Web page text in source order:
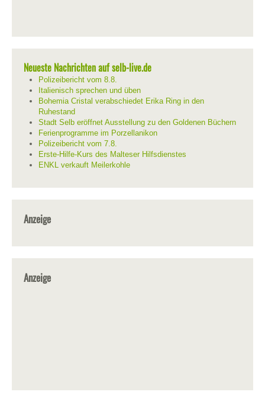
Neueste Nachrichten auf selb-live.de
Polizeibericht vom 8.8.
Italienisch sprechen und üben
Bohemia Cristal verabschiedet Erika Ring in den
Ruhestand
Stadt Selb eröffnet Ausstellung zu den Goldenen Büchern
Ferienprogramme im Porzellanikon
Polizeibericht vom 7.8.
Erste-Hilfe-Kurs des Malteser Hilfsdienstes
ENKL verkauft Meilerkohle
Anzeige
Anzeige